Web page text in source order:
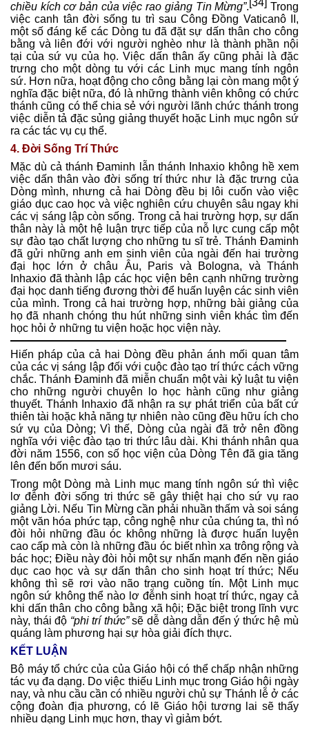
chiều kích cơ bản của việc rao giảng Tin Mừng”.
Trong
việc canh tân đời sống tu trì sau Công Đồng Vaticanô II,
một số đáng kể các Dòng tu đã đặt sự dấn thân cho công
bằng và liên đới với người nghèo như là thành phần nội
tại của sứ vụ của họ. Việc dấn thân ấy cũng phải là đặc
trưng cho một dòng tu với các Linh mục mang tính ngôn
sứ. Hơn nữa, hoạt động cho công bằng lại còn mang một ý
nghĩa đặc biệt nữa, đó là những thành viên không có chức
thánh cũng có thể chia sẻ với người lãnh chức thánh trong
việc diễn tả đặc sủng giảng thuyết hoặc Linh mục ngôn sứ
ra các tác vụ cụ thể.
4. Đời Sống Trí Thức
Mặc dù cả thánh Đaminh lẫn thánh Inhaxio không hề xem
việc dấn thân vào đời sống trí thức như là đặc trưng của
Dòng mình, nhưng cả hai Dòng đều bị lôi cuốn vào việc
giáo dục cao học và việc nghiên cứu chuyên sâu ngay khi
các vị sáng lập còn sống. Trong cả hai trường hợp, sự dấn
thân này là một hệ luận trực tiếp của nỗ lực cung cấp một
sự đào tạo chất lượng cho những tu sĩ trẻ. Thánh Đaminh
đã gửi những anh em sinh viên của ngài đến hai trường
đại học lớn ở châu Âu, Paris và Bologna, và Thánh
Inhaxio đã thành lập các học viện bên cạnh những trường
đại học danh tiếng đương thời để huấn luyện các sinh viên
của mình. Trong cả hai trường hợp, những bài giảng của
họ đã nhanh chóng thu hút những sinh viên khác tìm đến
học hỏi ở những tu viện hoặc học viện này.
Hiến pháp của cả hai Dòng đều phản ánh mối quan tâm
của các vị sáng lập đối với cuộc đào tạo trí thức cách vững
chắc. Thánh Đaminh đã miễn chuẩn một vài kỷ luật tu viện
cho những người chuyên lo học hành cũng như giảng
thuyết. Thánh Inhaxio đã nhận ra sự phát triển của bất cứ
thiên tài hoặc khả năng tự nhiên nào cũng đều hữu ích cho
sứ vụ của Dòng; Vì thế, Dòng của ngài đã trở nên đồng
nghĩa với việc đào tạo tri thức lâu dài. Khi thánh nhân qua
đời năm 1556, con số học viện của Dòng Tên đã gia tăng
lên đến bốn mươi sáu.
Trong một Dòng mà Linh mục mang tính ngôn sứ thì việc
lơ đễnh đời sống tri thức sẽ gây thiệt hại cho sứ vụ rao
giảng Lời. Nếu Tin Mừng cần phải nhuần thấm và soi sáng
một văn hóa phức tạp, công nghệ như của chúng ta, thì nó
đòi hỏi những đầu óc không những là được huấn luyện
cao cấp mà còn là những đầu óc biết nhìn xa trông rộng và
bác học; Điều này đòi hỏi một sự nhấn mạnh đến nền giáo
dục cao học và sự dấn thân cho sinh hoạt trí thức; Nếu
không thì sẽ rơi vào não trạng cuồng tín. Một Linh mục
ngôn sứ không thể nào lơ đễnh sinh hoạt trí thức, ngay cả
khi dấn thân cho công bằng xã hội; Đặc biệt trong lĩnh vực
này, thái độ “phi trí thức”sẽ dễ dàng dẫn đến ý thức hệ mù
quáng làm phương hại sự hòa giải đích thực.
KẾT LUẬN
Bộ máy tổ chức của của Giáo hội có thể chấp nhận những
tác vụ đa dạng. Do việc thiếu Linh mục trong Giáo hội ngày
nay, và nhu cầu cần có nhiều người chủ sự Thánh lễ ở các
cộng đoàn địa phương, có lẽ Giáo hội tương lai sẽ thấy
nhiều dạng Linh mục hơn, thay vì giảm bớt.